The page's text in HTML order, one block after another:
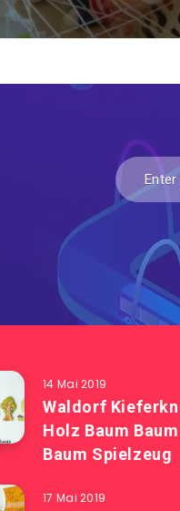
14 Mai 2019
Waldorf
Holz Baum
Baum Spielzeug
17 Mai 2019